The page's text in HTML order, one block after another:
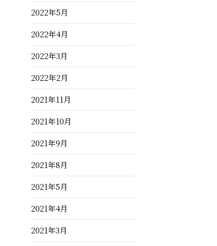
2022年5月
2022年4月
2022年3月
2022年2月
2021年11月
2021年10月
2021年9月
2021年8月
2021年5月
2021年4月
2021年3月